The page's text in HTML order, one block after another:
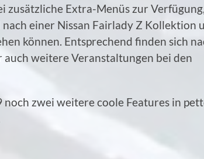
zusätzliche Extra-Menüs zur Verfügung,
einer Nissan Fairlady Z Kollektion
können. Entsprechend finden sich
weitere Veranstaltungen bei den
zwei weitere coole Features in